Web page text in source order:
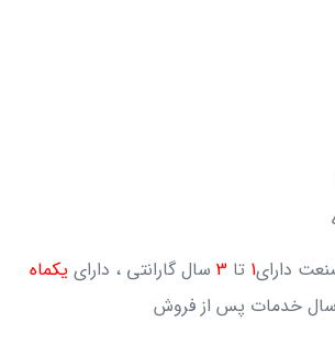
دارای1 تا 3 سال گارانتی ، دارای یکماه
سال خدمات پس از فروش